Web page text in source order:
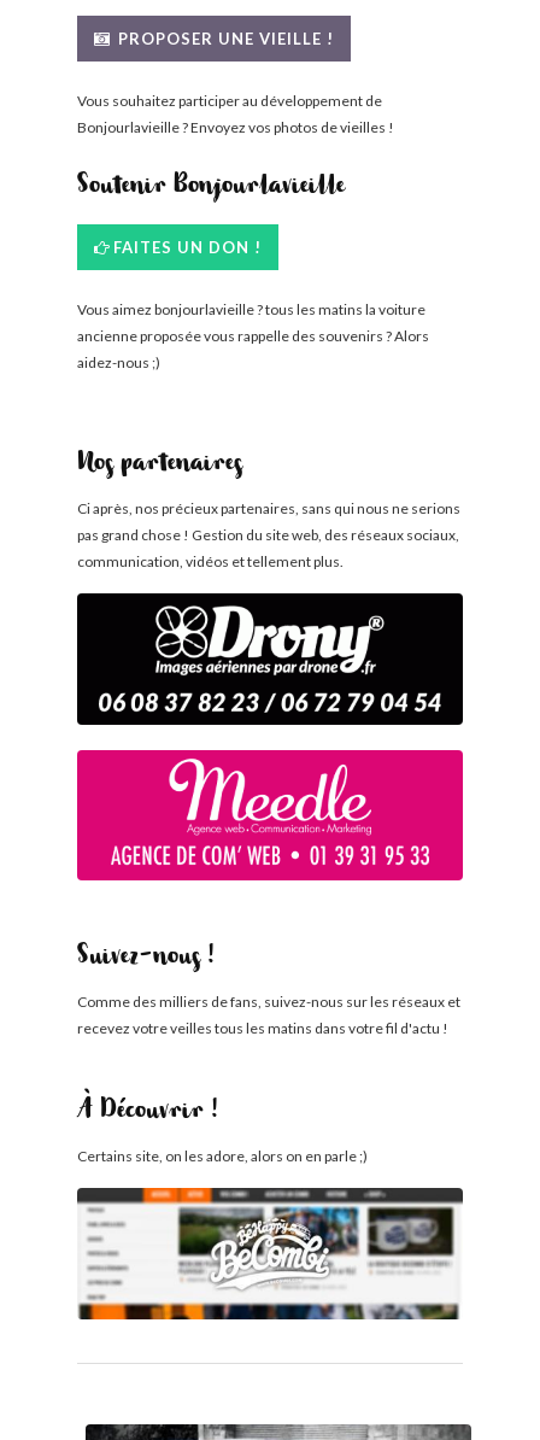
PROPOSER UNE VIEILLE !
Vous souhaitez participer au développement de
Bonjourlavieille ? Envoyez vos photos de vieilles !
Soutenir Bonjourlavieille
FAITES UN DON !
Vous aimez bonjourlavieille ? tous les matins la voiture
ancienne proposée vous rappelle des souvenirs ? Alors
aidez-nous ;)
Nos partenaires
Ci après, nos précieux partenaires, sans qui nous ne serions
pas grand chose ! Gestion du site web, des réseaux sociaux,
communication, vidéos et tellement plus.
Suivez-nous !
Comme des milliers de fans, suivez-nous sur les réseaux et
recevez votre veilles tous les matins dans votre fil d'actu !
À Découvrir !
Certains site, on les adore, alors on en parle ;)